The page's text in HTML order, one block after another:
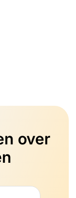
over